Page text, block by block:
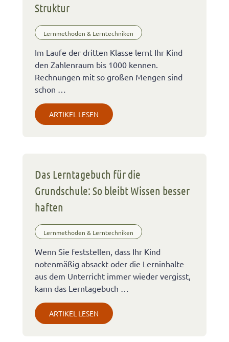
Struktur
Lernmethoden & Lerntechniken
Im Laufe der dritten Klasse lernt Ihr Kind
den Zahlenraum bis 1000 kennen.
Rechnungen mit so großen Mengen sind
schon …
ARTIKEL LESEN
Das Lerntagebuch für die
Grundschule: So bleibt Wissen besser
haften
Lernmethoden & Lerntechniken
Wenn Sie feststellen, dass Ihr Kind
notenmäßig absackt oder die Lerninhalte
aus dem Unterricht immer wieder vergisst,
kann das Lerntagebuch …
ARTIKEL LESEN